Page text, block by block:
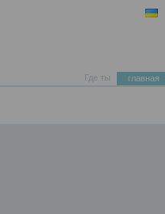
главная
Где ты